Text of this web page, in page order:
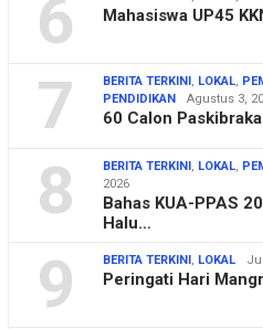
6 Mahasiswa UP45
7 BERITA TERKINI, LOKAL,
PENDIDIKAN
Agustus 3,
60 Calon
8 BERITA TERKINI, LOKAL,
2026
Bahas KUA-PPAS
Halu…
9 BERITA TERKINI, LOKAL
Peringati Hari